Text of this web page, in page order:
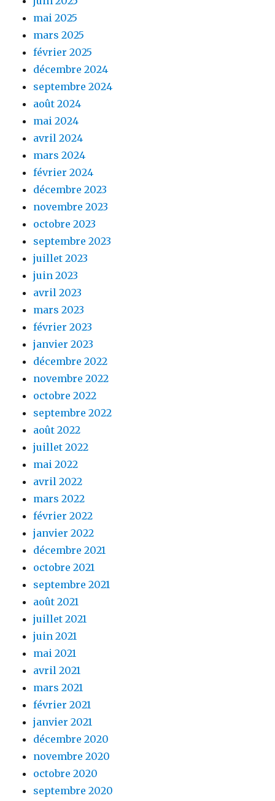
mai 2025
mars 2025
février 2025
décembre 2024
septembre 2024
août 2024
mai 2024
avril 2024
mars 2024
février 2024
décembre 2023
novembre 2023
octobre 2023
septembre 2023
juillet 2023
juin 2023
avril 2023
mars 2023
février 2023
janvier 2023
décembre 2022
novembre 2022
octobre 2022
septembre 2022
août 2022
juillet 2022
mai 2022
avril 2022
mars 2022
février 2022
janvier 2022
décembre 2021
octobre 2021
septembre 2021
août 2021
juillet 2021
juin 2021
mai 2021
avril 2021
mars 2021
février 2021
janvier 2021
décembre 2020
novembre 2020
octobre 2020
septembre 2020